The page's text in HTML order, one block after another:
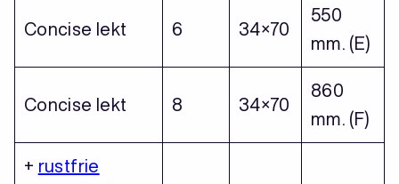
Concise lekt 6 34×70
550
mm. (E)
Concise lekt 8 34×70
860
mm. (F)
+ rustfrie